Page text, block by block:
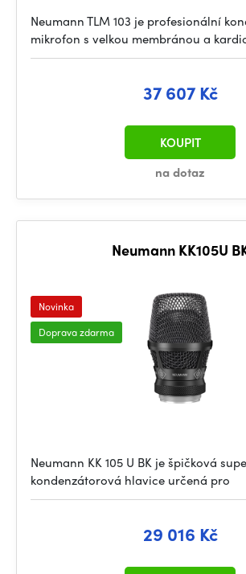
Neumann TLM 103 je profesionální
mikrofon s velkou membránou a
37 607 Kč
na dotaz
KOUPIT
Neumann KK105U
Novinka
Doprava zdarma
Neumann KK 105 U BK je špičková
kondenzátorová hlavice určená pro
29 016 Kč